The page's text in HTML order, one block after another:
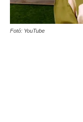
Fotó: YouTube